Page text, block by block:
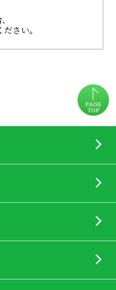
さい。